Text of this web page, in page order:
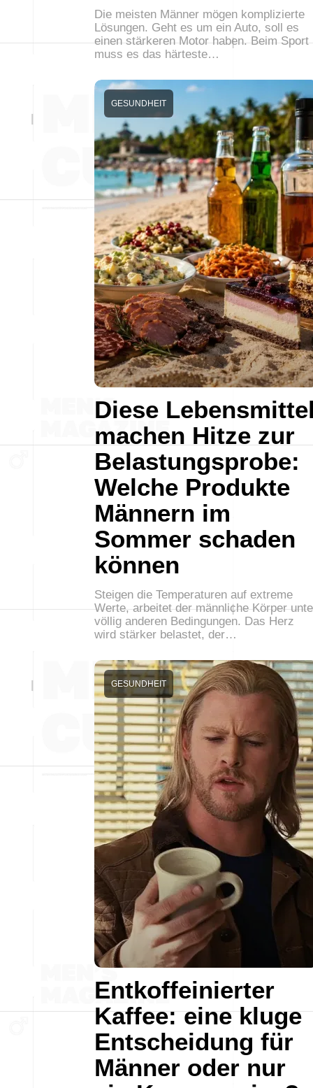
Die meisten Männer mögen komplizierte
Lösungen. Geht es um ein Auto, soll es
einen stärkeren Motor haben. Beim Sport
muss es das härteste…
Diese
machen Hitze zur
Belastungsprobe:
Welche Produkte
Männern im
Sommer schaden
können
GESUNDHEIT
Steigen die Temperaturen auf extreme
Werte, arbeitet der männliche Körper
völlig anderen Bedingungen. Das Herz
wird stärker belastet, der…
Entkoffeinierter
Kaffee: eine kluge
Entscheidung für
Männer oder nur
GESUNDHEIT